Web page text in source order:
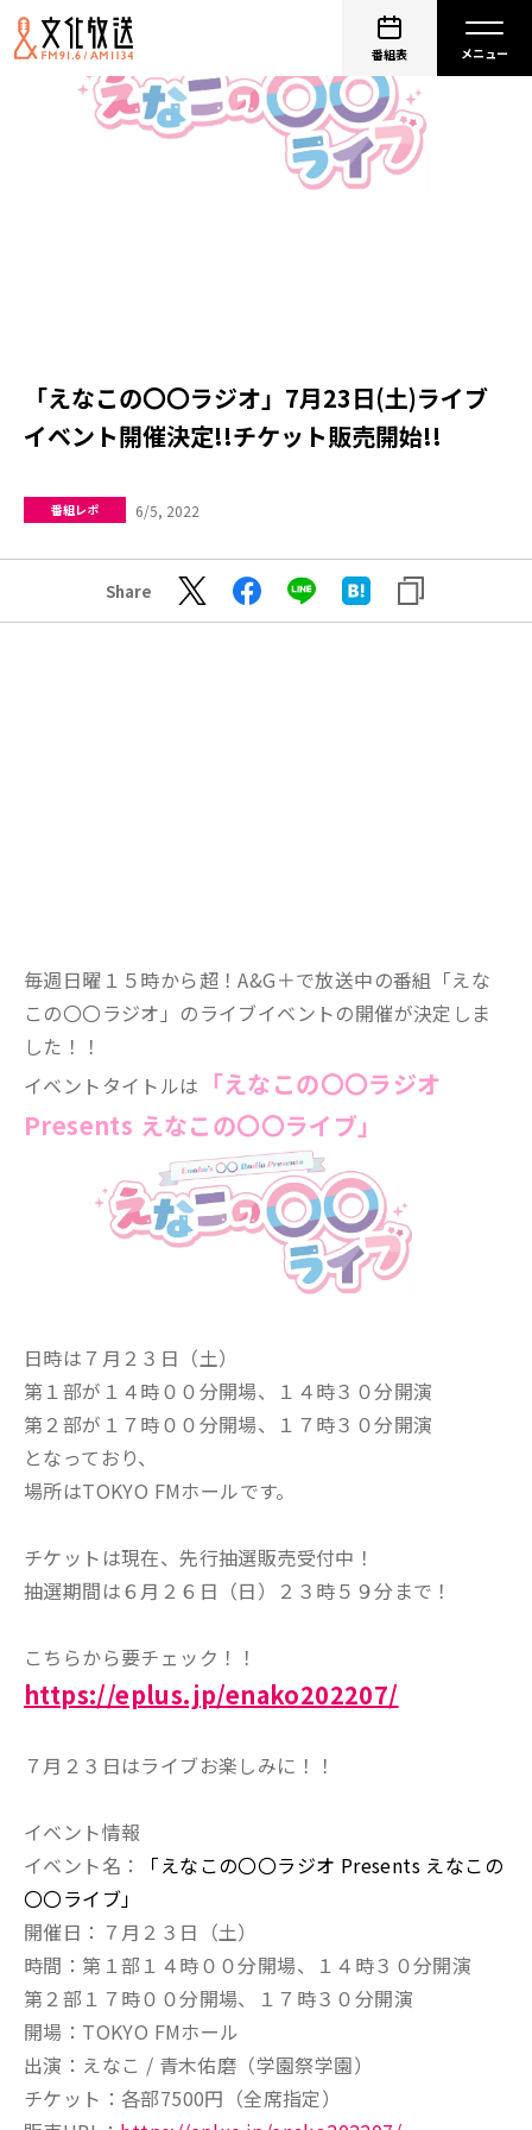
番組表
「えなこの〇〇ラジオ」7月23日(土)ライブ
イベント開催決定!!チケット販売開始!!
番組レポ 6/5, 2022
Share
毎週日曜１５時から超！A&G＋で放送中の番組「えな
この〇〇ラジオ」のライブイベントの開催が決定しま
した！！
イベントタイトルは
「えなこの〇〇ラジオ
Presents えなこの〇〇ライブ」
日時は７月２３日（土）
第１部が１４時００分開場、１４時３０分開演
第２部が１７時００分開場、１７時３０分開演
となっており、
場所はTOKYO FMホールです。
チケットは現在、先行抽選販売受付中！
抽選期間は６月２６日（日）２３時５９分まで！
こちらから要チェック！！
https://eplus.jp/enako202207/
７月２３日はライブお楽しみに！！
イベント情報
イベント名：
「えなこの〇〇ラジオ Presents えなこの
〇〇ライブ」
開催日：７月２３日（土）
時間：第１部１４時００分開場、１４時３０分開演
第２部１７時００分開場、１７時３０分開演
開場：TOKYO FMホール
出演：えなこ / 青木佑磨（学園祭学園）
チケット：各部7500円（全席指定）